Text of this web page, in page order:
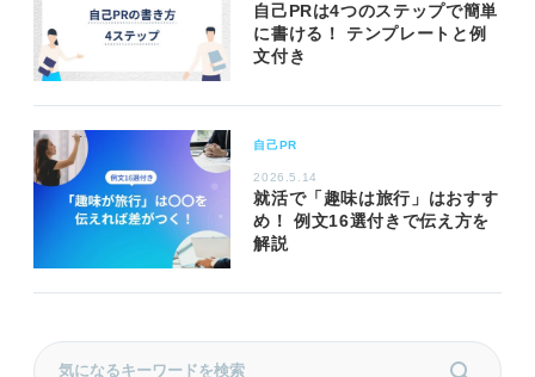
自己PRは4つのステップで簡単
に書ける！ テンプレートと例
文付き
自己PR
2026.5.14
就活で「趣味は旅行」はおすす
め！ 例文16選付きで伝え方を
解説